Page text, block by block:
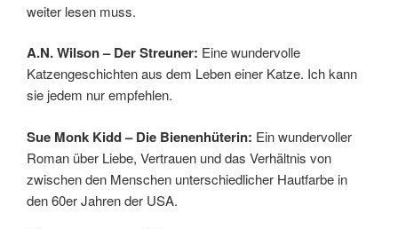
weiter lesen muss.
A.N. Wilson – Der Streuner: Eine wundervolle
Katzengeschichten aus dem Leben einer Katze. Ich kann
sie jedem nur empfehlen.
Sue Monk Kidd – Die Bienenhüterin: Ein wundervoller
Roman über Liebe, Vertrauen und das Verhältnis von
zwischen den Menschen unterschiedlicher Hautfarbe in
den 60er Jahren der USA.